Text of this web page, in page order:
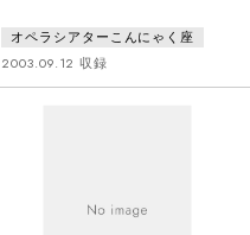
たつのフィガロを作る”こと。名付
けて“赤いフィガロ”と“黒いフィガ
ロ”。2つのスタイル、2つのモチ
ルな世界を描き、黒いフィガロ
オペラシアターこんにゃく座
2003.09.12 収録